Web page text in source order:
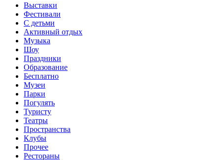
Выставки
Фестивали
С детьми
Активный отдых
Музыка
Шоу
Праздники
Образование
Бесплатно
Музеи
Парки
Погулять
Туристу
Театры
Пространства
Клубы
Прочее
Рестораны